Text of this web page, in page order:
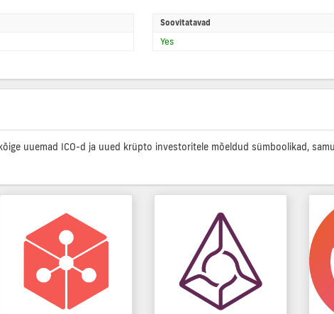
Soovitatavad
Yes
uuemad ICO-d ja uued krüpto investoritele mõeldud sümboolikad,